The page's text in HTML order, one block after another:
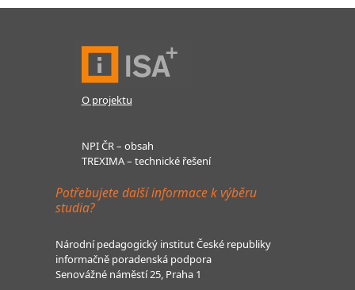
O projektu
NPI ČR – obsah
TREXIMA – technické řešení
Potřebujete další informace k výběru
studia?
Národní pedagogický institut České republiky
informačně poradenská podpora
Senovážné náměstí 25, Praha 1